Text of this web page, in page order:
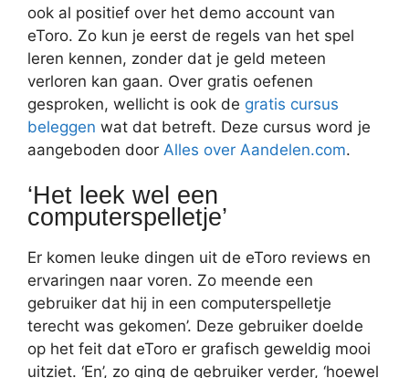
ook al positief over het demo account van
eToro. Zo kun je eerst de regels van het spel
leren kennen, zonder dat je geld meteen
verloren kan gaan. Over gratis oefenen
gesproken, wellicht is ook de gratis cursus
beleggen wat dat betreft. Deze cursus word je
aangeboden door Alles over Aandelen.com.
‘Het leek wel een
computerspelletje’
Er komen leuke dingen uit de eToro reviews en
ervaringen naar voren. Zo meende een
gebruiker dat hij in een computerspelletje
terecht was gekomen’. Deze gebruiker doelde
op het feit dat eToro er grafisch geweldig mooi
uitziet. ‘En’, zo ging de gebruiker verder, ‘hoewel